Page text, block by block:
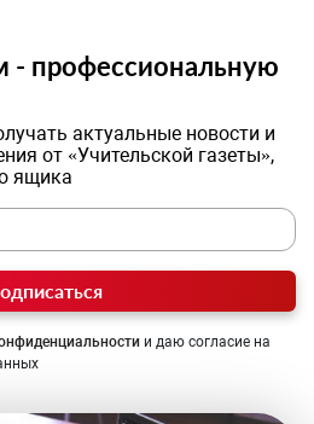
- профессиональную
актуальные новости и
от «Учительской газеты»,
ящика
и даю согласие на